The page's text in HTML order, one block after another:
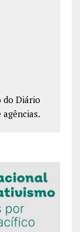
do Diário